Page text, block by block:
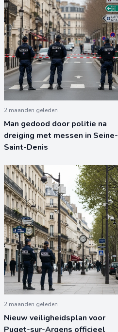
2 maanden geleden
Man gedood door politie na
dreiging met messen in Seine-
Saint-Denis
2 maanden geleden
Nieuw veiligheidsplan voor
Puget-sur-Argens officieel